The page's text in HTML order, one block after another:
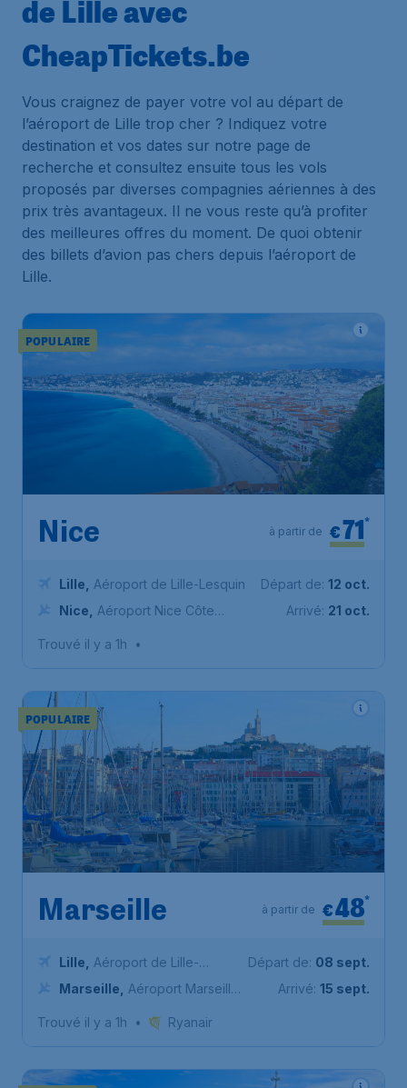
de Lille avec
CheapTickets.be
Vous craignez de payer votre vol au départ de
l’aéroport de Lille trop cher ? Indiquez votre
destination et vos dates sur notre page de
recherche et consultez ensuite tous les vols
proposés par diverses compagnies aériennes à des
prix très avantageux. Il ne vous reste qu’à profiter
des meilleures offres du moment. De quoi obtenir
des billets d’avion pas chers depuis l’aéroport de
Lille.
POPULAIRE
Nice €71*
à partir de
Lille
Aéroport de Lille-Lesquin
Nice
Aéroport Nice Côte
Départ de: 12 oct.
Arrivé: 21 oct.
Trouvé il y a 1h •
POPULAIRE
Marseille €48*
à partir de
Lille
Aéroport de Lille-
Lesquin
Marseille
Aéroport Marseille
Départ de: 08 sept.
Arrivé: 15 sept.
Trouvé il y a 1h • Ryanair